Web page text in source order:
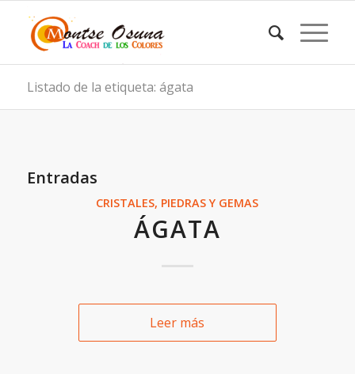
Listado de la etiqueta: ágata
Entradas
CRISTALES, PIEDRAS Y GEMAS
ÁGATA
Leer más